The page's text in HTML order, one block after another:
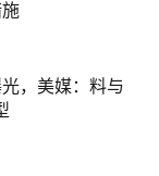
，美媒：料与